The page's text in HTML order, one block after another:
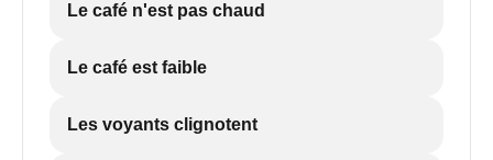
Le café n'est pas chaud
Le café est faible
Les voyants clignotent